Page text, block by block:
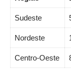
Sudeste
Nordeste
Centro-Oeste